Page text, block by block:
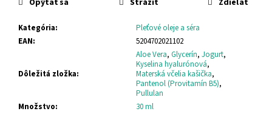
Kategória:
Pleťové oleje a séra
EAN: 5204702021102
Dôležitá zložka:
Aloe Vera, Glycerín, Jogurt,
Kyselina hyalurónová,
Materská včelia kašička,
Pantenol (Provitamín B5),
Pullulan
Množstvo: 30 ml
VOLCANO
KOZMETICKÉ
SÉRUM
NA
TELO
SANTO